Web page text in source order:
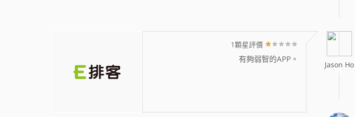
Jason Ho
1顆星評價
有夠弱智的APP。